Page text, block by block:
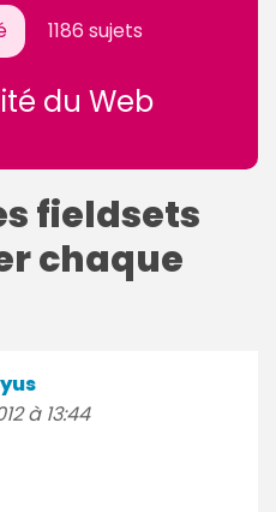
1186 sujets
du Web
fieldsets
chaque
à 13:44